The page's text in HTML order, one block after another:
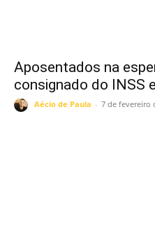
Aposentados na
consignado do INSS
Aécio de Paula - 7 de fevereiro